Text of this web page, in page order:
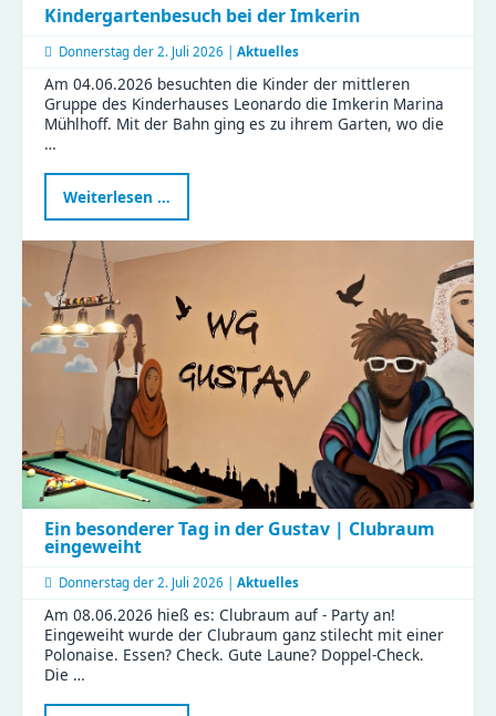
Kindergartenbesuch bei der Imkerin
Donnerstag der 2. Juli 2026 | Aktuelles
Am 04.06.2026 besuchten die Kinder der mittleren
Gruppe des Kinderhauses Leonardo die Imkerin Marina
Mühlhoff. Mit der Bahn ging es zu ihrem Garten, wo die
…
Weiterlesen …
bei
der
Imkerin
Ein besonderer Tag in der Gustav | Clubraum
eingeweiht
Donnerstag der 2. Juli 2026 | Aktuelles
Am 08.06.2026 hieß es: Clubraum auf - Party an!
Eingeweiht wurde der Clubraum ganz stilecht mit einer
Polonaise. Essen? Check. Gute Laune? Doppel-Check.
Die …